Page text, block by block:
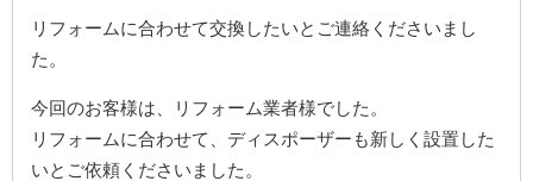
リフォームに合わせて交換したいとご連絡くださいまし
た。
今回のお客様は、リフォーム業者様でした。
リフォームに合わせて、ディスポーザーも新しく設置した
いとご依頼くださいました。